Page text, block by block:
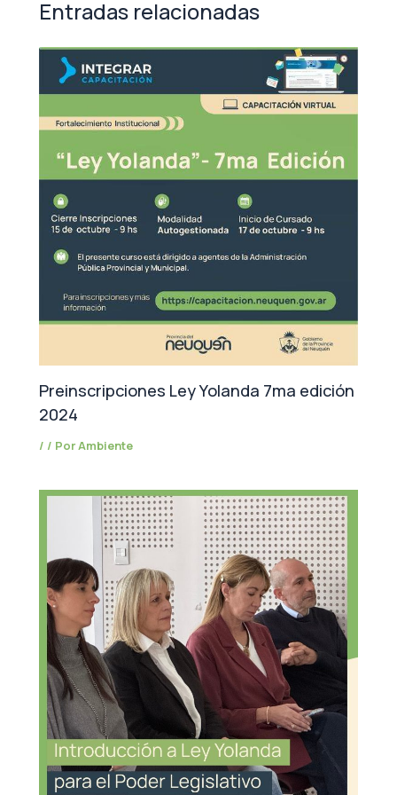
Entradas relacionadas
Preinscripciones Ley Yolanda 7ma edición
2024
/ / PorAmbiente